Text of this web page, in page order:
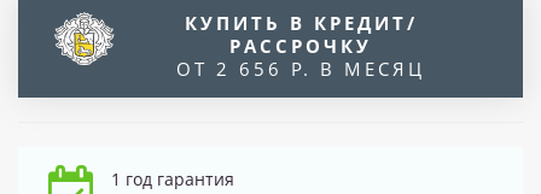
КУПИТЬ В КРЕДИТ/
РАССРОЧКУ
ОТ 2 656 Р. В МЕСЯЦ
1 год гарантия